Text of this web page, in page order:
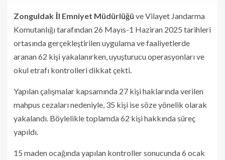
Zonguldak İl Emniyet Müdürlüğü ve Vilayet Jandarma
Komutanlığı tarafından 26 Mayıs-1 Haziran 2025 tarihleri
ortasında gerçekleştirilen uygulama ve faaliyetlerde
aranan 62 kişi yakalanırken, uyuşturucu operasyonları ve
okul etrafı kontrolleri dikkat çekti.
Yapılan çalışmalar kapsamında 27 kişi haklarında verilen
mahpus cezaları nedeniyle, 35 kişi ise söze yönelik olarak
yakalandı. Böylelikle toplamda 62 kişi hakkında süreç
yapıldı.
15 maden ocağında yapılan kontroller sonucunda 6 ocak